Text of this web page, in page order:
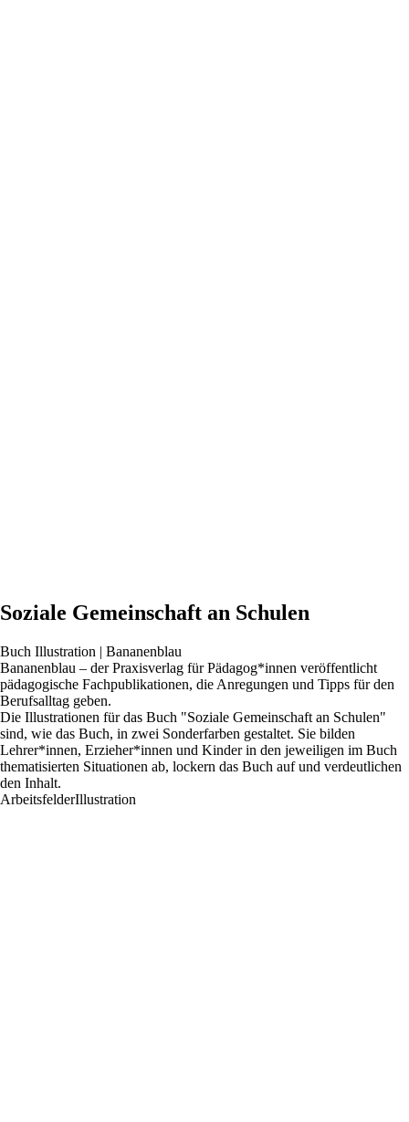
Soziale Gemeinschaft an Schulen
Buch Illustration | Bananenblau
Bananenblau – der Praxisverlag für Pädagog*innen veröffentlicht
pädagogische Fachpublikationen, die Anregungen und Tipps für den
Berufsalltag geben.
Die Illustrationen für das Buch "Soziale Gemeinschaft an Schulen"
sind, wie das Buch, in zwei Sonderfarben gestaltet. Sie bilden
Lehrer*innen, Erzieher*innen und Kinder in den jeweiligen im Buch
thematisierten Situationen ab, lockern das Buch auf und verdeutlichen
den Inhalt.
ArbeitsfelderIllustration